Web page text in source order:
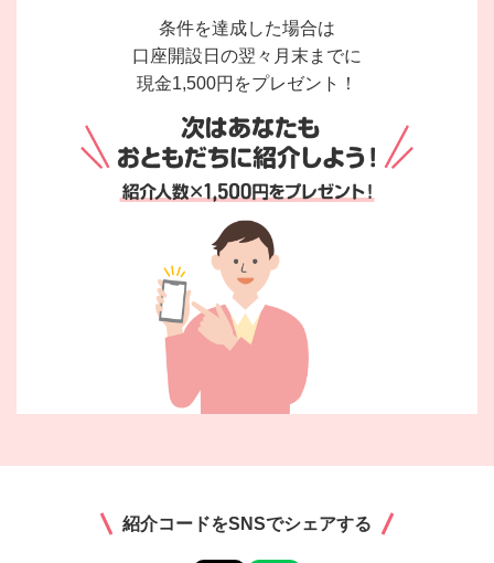
条件を達成した場合は
口座開設日の翌々月末までに
現金1,500円をプレゼント！
紹介コードをSNSでシェアする